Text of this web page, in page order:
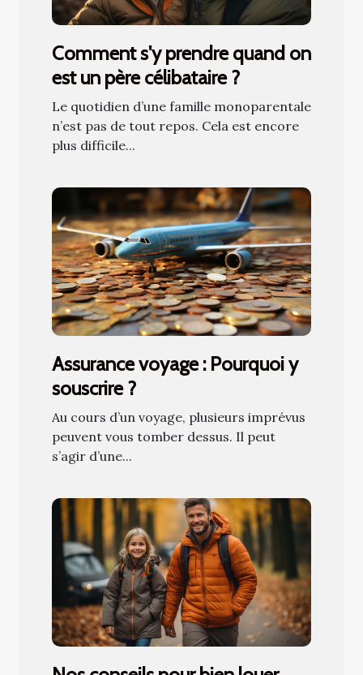
Comment s'y prendre quand on
est un père célibataire ?
Le quotidien d’une famille monoparentale
n’est pas de tout repos. Cela est encore
plus difficile...
Assurance voyage : Pourquoi y
souscrire ?
Au cours d’un voyage, plusieurs imprévus
peuvent vous tomber dessus. Il peut
s’agir d’une...